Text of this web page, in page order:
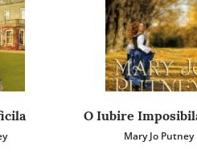
O Iubire
Mary Jo Putney